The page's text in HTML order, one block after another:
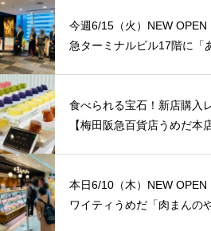
はここだけ！
今週6/15（火）NEW OPEN
急ターミナルビル17階に「
産牛焼肉食べ放題！ 「阪急
プビアガーデン」のビルで
食べられる宝石！新店購入
【梅田阪急百貨店うめだ本
本日6/10（木）NEW OPEN
ワイティうめだ「肉まんの